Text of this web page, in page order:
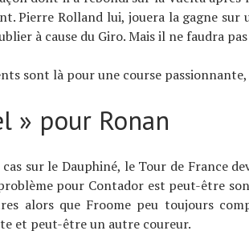
Pierre Rolland lui, jouera la gagne sur
à cause du Giro. Mais il ne faudra
sont là pour une course
» pour Ronan
sur le Dauphiné, le Tour de France
pour Contador est peut-être
alors que Froome peu toujours
et peut-être un autre coureur.